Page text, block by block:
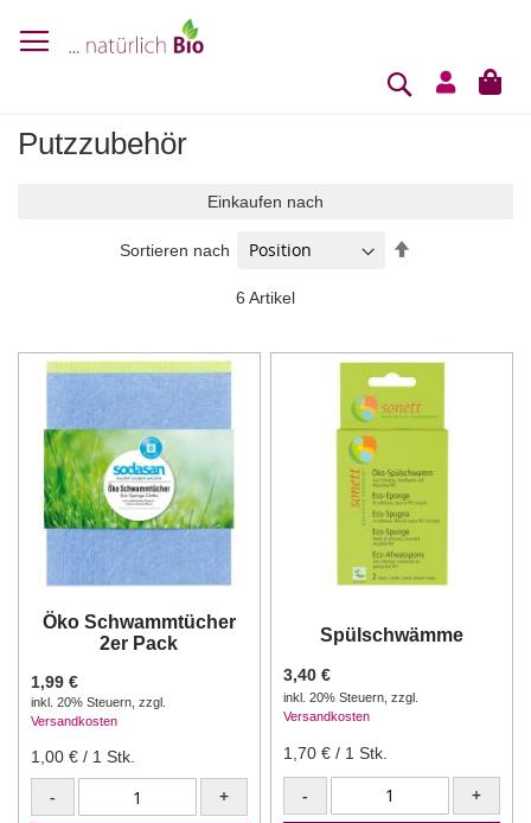
Suche
Putzzubehör
6 Artikel
Sortieren nach
Öko Schwammtücher
2er Pack
1,99 €
inkl. 20% Steuern zzgl.
Versandkosten
1,00 € / 1 Stk.
- +
Spülschwämme
3,40 €
inkl. 20% Steuern ,zzgl.
Versandkosten
1,70 € / 1 Stk.
- +
Einkaufen nach